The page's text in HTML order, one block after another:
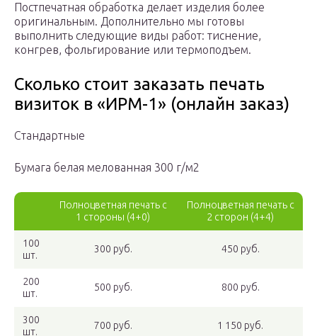
Постпечатная обработка делает изделия более
оригинальным. Дополнительно мы готовы
выполнить следующие виды работ: тиснение,
конгрев, фольгирование или термоподъем.
Сколько стоит заказать печать
визиток в «ИРМ-1» (онлайн заказ)
Стандартные
Бумага белая мелованная 300 г/м2
Полноцветная печать с
1 стороны (4+0)
Полноцветная печать с
2 сторон (4+4)
100
шт.
300 руб. 450 руб.
200
шт.
500 руб. 800 руб.
300
шт.
700 руб. 1 150 руб.